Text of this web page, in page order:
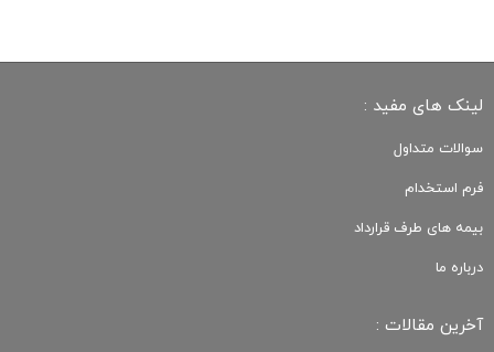
لینک های مفید :
سوالات متداول
فرم استخدام
بیمه های طرف قرارداد
درباره ما
آخرین مقالات :